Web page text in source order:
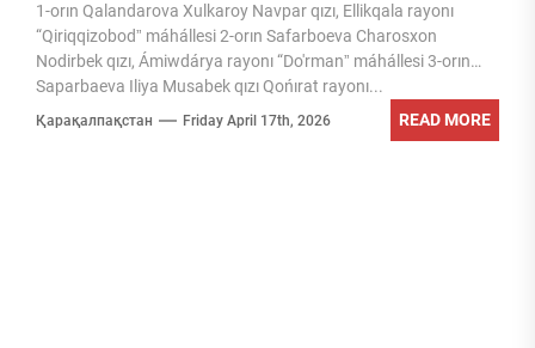
Qaraqalpaqstan Respublikası
basqıshı 15-19 jas kategoriyası
jeńimpazları menen tanısıń
1-orın Qalandarova Xulkaroy Navpar qızı, Ellikqala rayonı
“Qiriqqizobodˮ máhállesi 2-orın Safarboeva Charosxon
Nodirbek qızı, Ámiwdárya rayonı “Do'rmanˮ máhállesi 3-orın
Saparbaeva Iliya Musabek qızı Qońırat rayonı...
Қарақалпақстан Friday April 17th, 2026 READ MORE